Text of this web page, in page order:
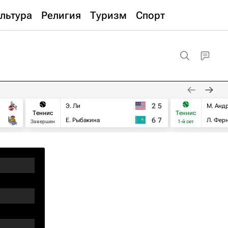
Религия Туризм Спорт
Теннис
Завершен
Э. Ли
Е. Рыбакина
2 5
6 7
Теннис
1-й сет
М.
Л.